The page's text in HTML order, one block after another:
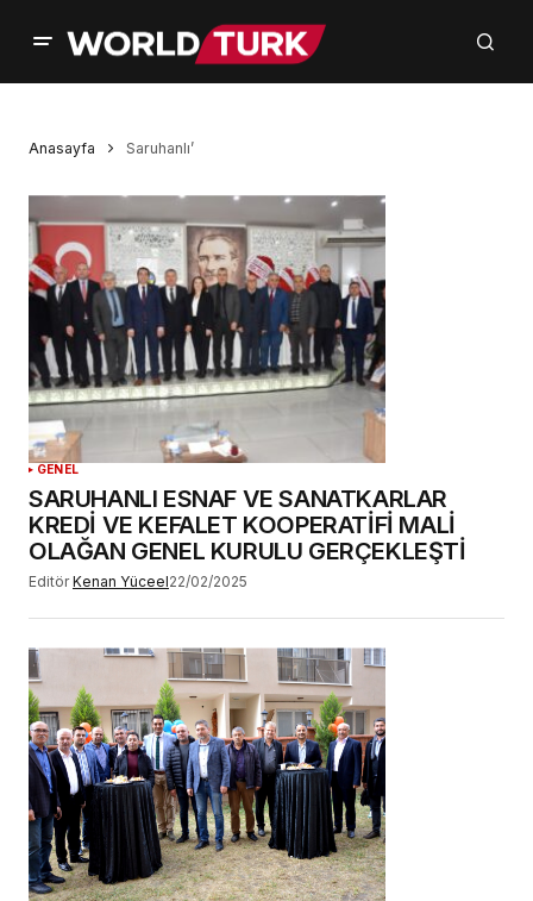
Anasayfa Saruhanlı’
GENEL
SARUHANLI ESNAF VE SANATKARLAR
KREDİ VE KEFALET KOOPERATİFİ MALİ
OLAĞAN GENEL KURULU GERÇEKLEŞTİ
Editör Kenan Yüceel22/02/2025